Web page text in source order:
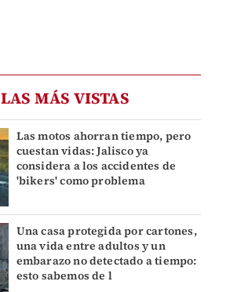
LAS MÁS VISTAS
Las motos ahorran tiempo, pero
cuestan vidas: Jalisco ya
considera a los accidentes de
'bikers' como problema
Una casa protegida por cartones,
una vida entre adultos y un
embarazo no detectado a tiempo:
esto sabemos de l